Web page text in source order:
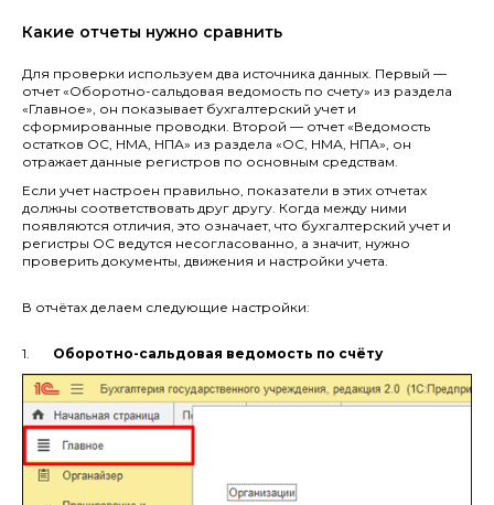
Какие отчеты нужно сравнить
Для проверки используем два источника данных. Первый —
отчет «Оборотно-сальдовая ведомость по счету» из раздела
«Главное», он показывает бухгалтерский учет и
сформированные проводки. Второй — отчет «Ведомость
остатков ОС, НМА, НПА» из раздела «ОС, НМА, НПА», он
отражает данные регистров по основным средствам.
Если учет настроен правильно, показатели в этих отчетах
должны соответствовать друг другу. Когда между ними
появляются отличия, это означает, что бухгалтерский учет и
регистры ОС ведутся несогласованно, а значит, нужно
проверить документы, движения и настройки учета.
В отчётах делаем следующие настройки:
1. Оборотно-сальдовая ведомость по счёту